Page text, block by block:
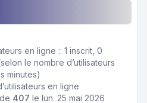
en ligne :: 1 inscrit, 0
le nombre d’utilisateurs
minutes)
en ligne
407 le lun. 25 mai 2026